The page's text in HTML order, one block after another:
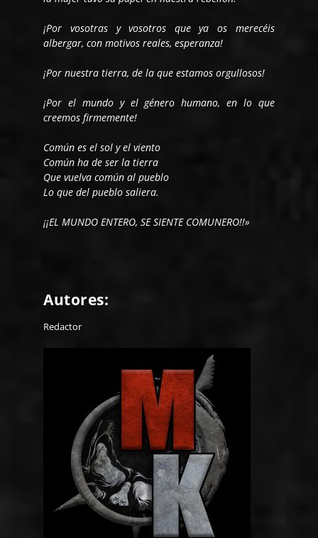
¡Por vosotras y vosotros que ya os merecéis
albergar, con motivos reales, esperanza!
¡Por nuestra tierra, de la que estamos orgullosos!
¡Por el mundo y el género humano, en lo que
creemos firmemente!
Común es el sol y el viento
Común ha de ser la tierra
Que vuelva común al pueblo
Lo que del pueblo saliera.
¡¡EL MUNDO ENTERO, SE SIENTE COMUNERO!!»
Autores:
Redactor